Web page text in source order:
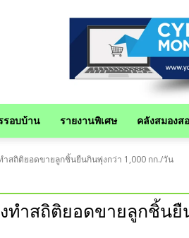
รอบบ้าน รายงานพิเศษ คลังสมองส
สถิติยอดขายลูกชิ้นยืนกินพุ่งกว่า 1,000 กก./วัน
ทำสถิติยอดขายลูกชิ้นยื